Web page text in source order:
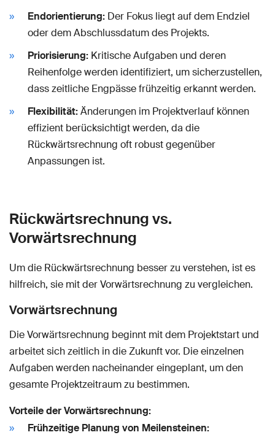
Endorientierung: Der Fokus liegt auf dem Endziel
oder dem Abschlussdatum des Projekts.
Priorisierung: Kritische Aufgaben und deren
Reihenfolge werden identifiziert, um sicherzustellen,
dass zeitliche Engpässe frühzeitig erkannt werden.
Flexibilität:Änderungen im Projektverlauf können
effizient berücksichtigt werden, da die
Rückwärtsrechnung oft robust gegenüber
Anpassungen ist.
Rückwärtsrechnung vs.
Vorwärtsrechnung
Um die Rückwärtsrechnung besser zu verstehen, ist es
hilfreich, sie mit der Vorwärtsrechnung zu vergleichen.
Vorwärtsrechnung
Die Vorwärtsrechnung beginnt mit dem Projektstart und
arbeitet sich zeitlich in die Zukunft vor. Die einzelnen
Aufgaben werden nacheinander eingeplant, um den
gesamte Projektzeitraum zu bestimmen.
Vorteile der Vorwärtsrechnung:
Frühzeitige Planung von Meilensteinen: